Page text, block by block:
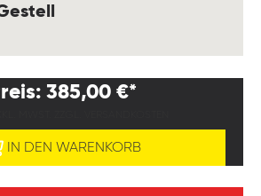
385,00 €*
IN DEN WARENKORB